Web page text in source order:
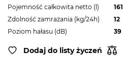
Pojemność całkowita netto (l)
161
Zdolność zamrażania (kg/24h)
12
Poziom hałasu (dB)
39
Dodaj do listy życzeń